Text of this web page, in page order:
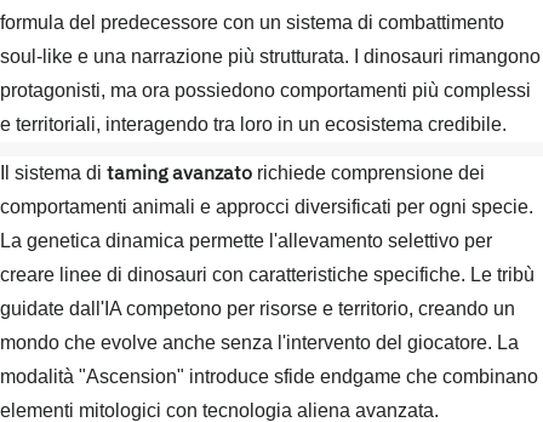
formula del predecessore con un sistema di combattimento
soul-like e una narrazione più strutturata. I dinosauri rimangono
protagonisti, ma ora possiedono comportamenti più complessi
e territoriali, interagendo tra loro in un ecosistema credibile.
Il sistema di taming avanzato richiede comprensione dei
comportamenti animali e approcci diversificati per ogni specie.
La genetica dinamica permette l'allevamento selettivo per
creare linee di dinosauri con caratteristiche specifiche. Le tribù
guidate dall'IA competono per risorse e territorio, creando un
mondo che evolve anche senza l'intervento del giocatore. La
modalità "Ascension" introduce sfide endgame che combinano
elementi mitologici con tecnologia aliena avanzata.